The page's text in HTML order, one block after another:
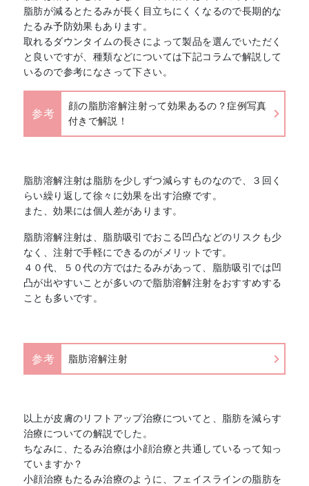
脂肪が減るとたるみが長く目立ちにくくなるので長期的な
たるみ予防効果もあります。
取れるダウンタイムの長さによって製品を選んでいただく
と良いですが、種類などについては下記コラムで解説して
いるので参考になさって下さい。
参考
顔の脂肪溶解注射って効果あるの？症例写真
付きで解説！
脂肪溶解注射は脂肪を少しずつ減らすものなので、３回く
らい繰り返して徐々に効果を出す治療です。
また、効果には個人差があります。
脂肪溶解注射は、脂肪吸引でおこる凹凸などのリスクも少
なく、注射で手軽にできるのがメリットです。
４０代、５０代の方ではたるみがあって、脂肪吸引では凹
凸が出やすいことが多いので脂肪溶解注射をおすすめする
ことも多いです。
参考 脂肪溶解注射
以上が皮膚のリフトアップ治療についてと、脂肪を減らす
治療についての解説でした。
ちなみに、たるみ治療は小顔治療と共通しているって知っ
ていますか？
小顔治療もたるみ治療のように、フェイスラインの脂肪を